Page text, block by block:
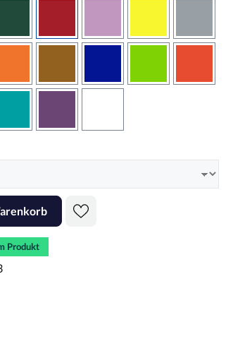
Wert ein oder benutze die Schaltflächen
Produkt